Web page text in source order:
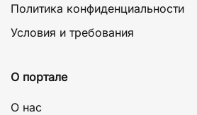
Политика конфиденциальности
Условия и требования
О портале
О нас